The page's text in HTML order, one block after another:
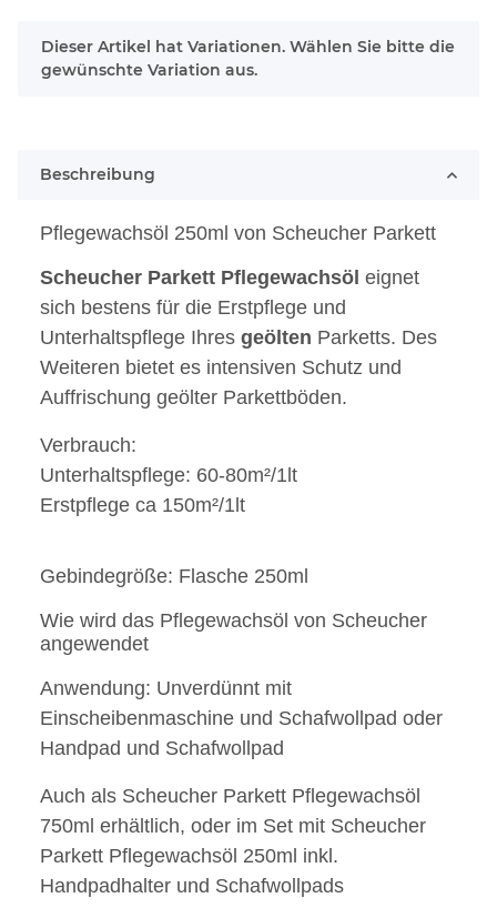
x
Dieser Artikel hat Variationen. Wählen Sie bitte die
gewünschte Variation aus.
Beschreibung
Pflegewachsöl 250ml von Scheucher Parkett
Scheucher Parkett Pflegewachsöl eignet
sich bestens für die Erstpflege und
Unterhaltspflege Ihres geölten Parketts. Des
Weiteren bietet es intensiven Schutz und
Auffrischung geölter Parkettböden.
Verbrauch:
Unterhaltspflege: 60-80m²/1lt
Erstpflege ca 150m²/1lt
Gebindegröße: Flasche 250ml
Wie wird das Pflegewachsöl von Scheucher
angewendet
Anwendung: Unverdünnt mit
Einscheibenmaschine und Schafwollpad oder
Handpad und Schafwollpad
Auch als Scheucher Parkett Pflegewachsöl
750ml erhältlich, oder im Set mit Scheucher
Parkett Pflegewachsöl 250ml inkl.
Handpadhalter und Schafwollpads